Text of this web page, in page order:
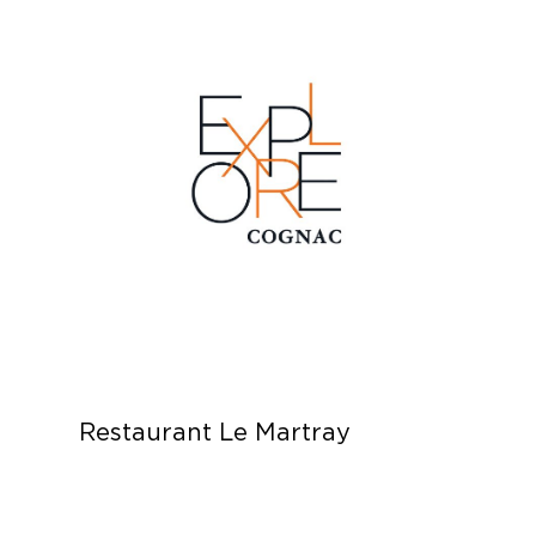
Restaurant Le Martray